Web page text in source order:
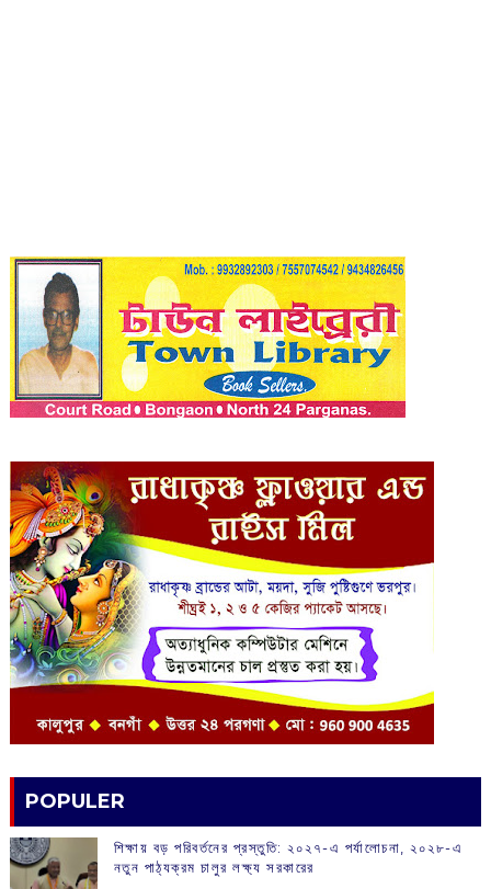
POPULER
শিক্ষায় বড় পরিবর্তনের প্রস্তুতি: ২০২৭-এ পর্যালোচনা, ২০২৮-এ
নতুন পাঠ্যক্রম চালুর লক্ষ্য সরকারের